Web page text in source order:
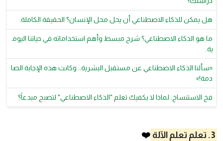
هل يمكن للذكاء الاصطناعي أن يحل محل الإنسان؟ الحقيقة الكاملة.
ما هو الذكاء الاصطناعي؟ شرح مبسط وأهم استخداماته في حياتنا اليوم
ية.
«سألنا الذكاء الاصطناعي عن مستقبل البشرية.. وكانت هذه الإجابة الصا
دمة!»
فخ الاستنساخ: لماذا لا يكفيك تعلم "الذكاء الاصطناعي" لتصبح مبدعاً؟
3. تعلم تعلم الآلة ❤️